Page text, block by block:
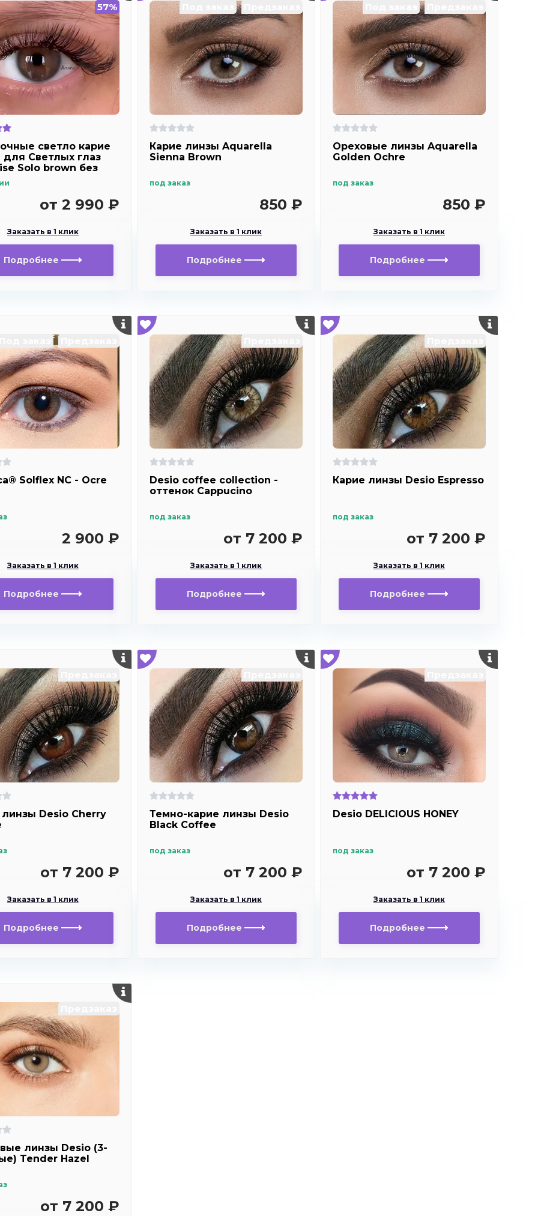
57%
светло карие
для Светлых глаз
Solo brown без
диоптрии для
и
от 2 990 ₽
Заказать в 1 клик
Подробнее
Карие линзы Aquarella
Sienna Brown
под заказ
850 ₽
Заказать в 1 клик
Подробнее
Ореховые линзы Aquarella
Golden Ochre
под заказ
850 ₽
Заказать в 1 клик
Подробнее
Solflex NC - Ocre
2 900 ₽
Заказать в 1 клик
Подробнее
Desio coffee collection -
оттенок Cappucino
под заказ
от 7 200 ₽
Заказать в 1 клик
Подробнее
Карие линзы Desio Espresso
под заказ
от 7 200 ₽
Заказать в 1 клик
Подробнее
линзы Desio Сherry
от 7 200 ₽
Заказать в 1 клик
Подробнее
Темно-карие линзы Desio
Black Coffee
под заказ
от 7 200 ₽
Заказать в 1 клик
Подробнее
Desio DELICIOUS HONEY
под заказ
от 7 200 ₽
Заказать в 1 клик
Подробнее
линзы Desio (3-
Tender Hazel
от 7 200 ₽